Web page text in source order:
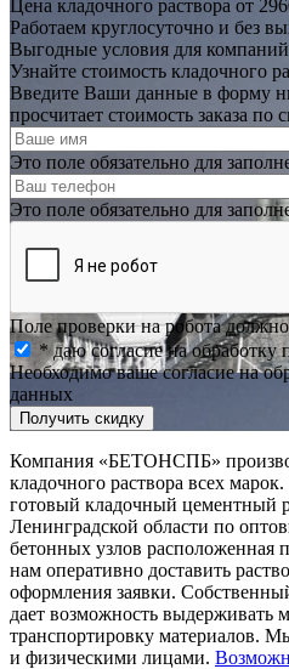
Цена кладочного раствора от
Работаем круглосуточно и без
Выгодные условия для компаний
Узнайте стоимость кладочного
Введите Ваши данные в форму
просчитает стоимость заказа
Это поле обязательно для
Это поле обязательно для
Поле проверки на робота
* даю согласие на
Необходимо ваше согласие на
данных
Получить скидку
Компания «БЕТОНСПБ»
кладочного раствора всех
готовый кладочный цементный
Ленинградской области по
бетонных узлов расположенная
нам оперативно доставить
оформления заявки.
дает возможность выдерживать
транспортировку материалов.
и физическими лицами.